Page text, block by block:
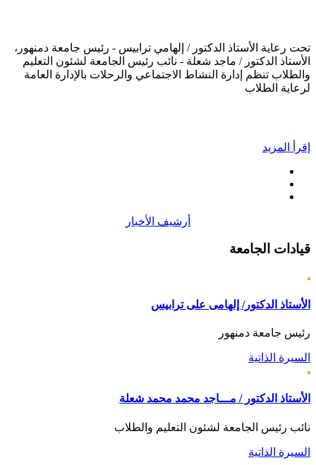
تحت رعاية الأستاذ الدكتور / إلهامي ترابيس - رئيس جامعة دمنهور،
الأستاذ الدكتور / ماجد شعلة - نائب رئيس الجامعة لشئون التعليم
والطلاب تنظم إدارة النشاط الاجتماعي والرحلات بالإدارة العامة
لرعاية الطلاب
إقرأ المزيد
أرشيف الأخبار
قيادات الجامعة
الأستاذ الدكتور/ إلهامى على ترابيس
رئيس جامعة دمنهور
السيرة الذاتية
الأستاذ الدكتور / مـــاجد محمد محمد شعلة
نائب رئيس الجامعة لشئون التعليم والطلاب
السيرة الذاتية